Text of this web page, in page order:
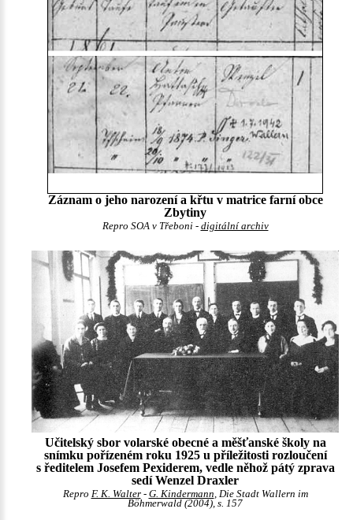
Záznam o jeho narození a křtu v matrice farní obce
Zbytiny
Repro SOA v Třeboni - digitální archiv
Učitelský sbor volarské obecné a měšťanské školy na
snímku pořízeném roku 1925 u příležitosti rozloučení
s ředitelem Josefem Pexiderem, vedle něhož pátý zprava
sedí Wenzel Draxler
Repro F. K. Walter- G. Kindermann, Die Stadt Wallern im
Böhmerwald (2004), s. 157